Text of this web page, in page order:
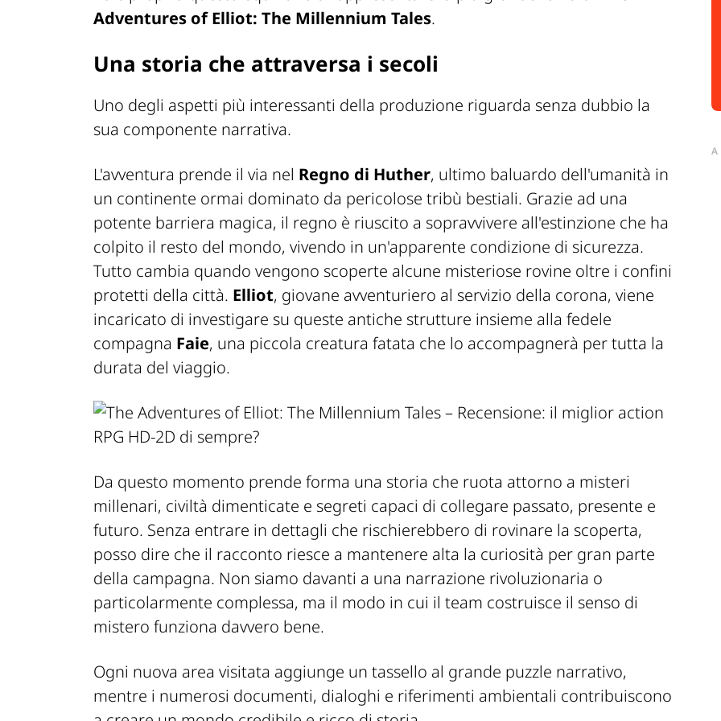
Adventures of Elliot: The Millennium Tales.
Una storia che attraversa i secoli
Uno degli aspetti più interessanti della produzione riguarda senza dubbio la
sua componente narrativa.
L'avventura prende il via nel Regno di Huther, ultimo baluardo dell'umanità in
un continente ormai dominato da pericolose tribù bestiali. Grazie ad una
potente barriera magica, il regno è riuscito a sopravvivere all'estinzione che ha
colpito il resto del mondo, vivendo in un'apparente condizione di sicurezza.
Tutto cambia quando vengono scoperte alcune misteriose rovine oltre i confini
protetti della città. Elliot, giovane avventuriero al servizio della corona, viene
incaricato di investigare su queste antiche strutture insieme alla fedele
compagna Faie, una piccola creatura fatata che lo accompagnerà per tutta la
durata del viaggio.
Da questo momento prende forma una storia che ruota attorno a misteri
millenari, civiltà dimenticate e segreti capaci di collegare passato, presente e
futuro. Senza entrare in dettagli che rischierebbero di rovinare la scoperta,
posso dire che il racconto riesce a mantenere alta la curiosità per gran parte
della campagna. Non siamo davanti a una narrazione rivoluzionaria o
particolarmente complessa, ma il modo in cui il team costruisce il senso di
mistero funziona davvero bene.
Ogni nuova area visitata aggiunge un tassello al grande puzzle narrativo,
mentre i numerosi documenti, dialoghi e riferimenti ambientali contribuiscono